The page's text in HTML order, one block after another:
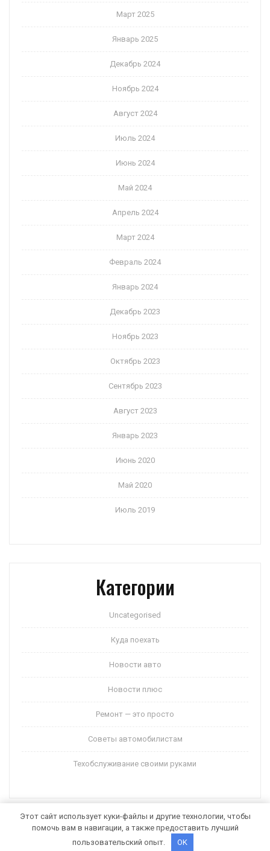
Март 2025
Январь 2025
Декабрь 2024
Ноябрь 2024
Август 2024
Июль 2024
Июнь 2024
Май 2024
Апрель 2024
Март 2024
Февраль 2024
Январь 2024
Декабрь 2023
Ноябрь 2023
Октябрь 2023
Сентябрь 2023
Август 2023
Январь 2023
Июнь 2020
Май 2020
Июль 2019
Категории
Uncategorised
Куда поехать
Новости авто
Новости плюс
Ремонт — это просто
Советы автомобилистам
Техобслуживание своими руками
Auto Motors WordPress Theme от Themespride
Этот сайт использует куки-файлы и другие технологии, чтобы
помочь вам в навигации, а также предоставить лучший
пользовательский опыт.
OK